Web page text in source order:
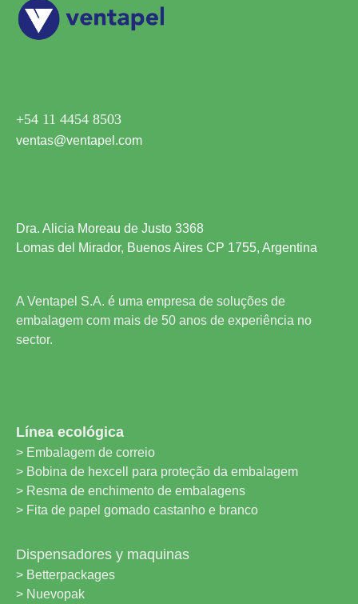
+54 11 4454 8503
ventas@ventapel.com
Dra. Alicia Moreau de Justo 3368
Lomas del Mirador, Buenos Aires CP 1755, Argentina
A Ventapel S.A. é uma empresa de soluções de
embalagem com mais de 50 anos de experiência no
sector.
Línea ecológica
> Embalagem de correio
> Bobina de hexcell para proteção da embalagem
> Resma de enchimento de embalagens
> Fita de papel gomado castanho e branco
Dispensadores y maquinas
> Betterpackages
> Nuevopak